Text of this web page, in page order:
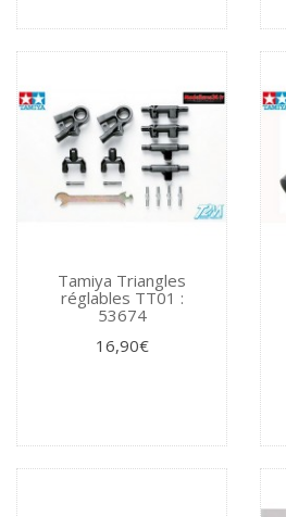
Tamiya Triangles
réglables TT01 :
53674
16,90€